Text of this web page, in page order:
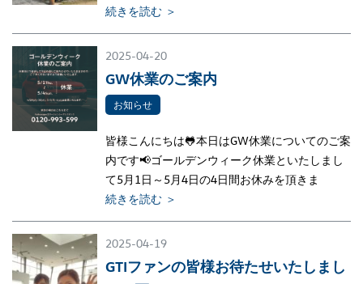
続きを読む ＞
2025-04-20
GW休業のご案内
お知らせ
皆様こんにちは🐸本日はGW休業についてのご案
内です📢ゴールデンウィーク休業といたしまし
て5月1日～5月4日の4日間お休みを頂きま
続きを読む ＞
2025-04-19
GTIファンの皆様お待たせいたしまし